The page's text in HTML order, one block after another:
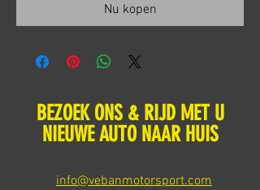
Nu kopen
BEZOEK ONS & RIJD MET U
NIEUWE AUTO NAAR HUIS
info@vebanmotorsport.com